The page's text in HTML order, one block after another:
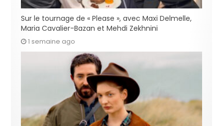
Sur le tournage de « Please », avec Maxi Delmelle,
Maria Cavalier-Bazan et Mehdi Zekhnini
1 semaine ago